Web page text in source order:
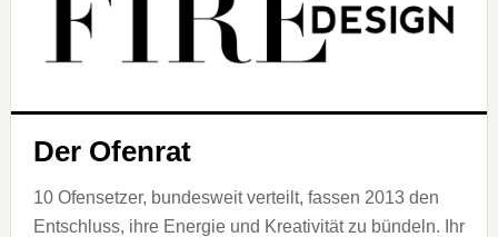
Der Ofenrat
10 Ofensetzer, bundesweit verteilt, fassen 2013 den
Entschluss, ihre Energie und Kreativität zu bündeln. Ihr